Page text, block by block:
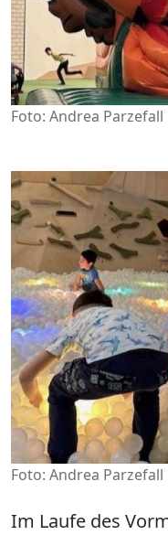
Foto: Andrea Parzefall
Foto: Andrea Parzefall
Im Laufe des